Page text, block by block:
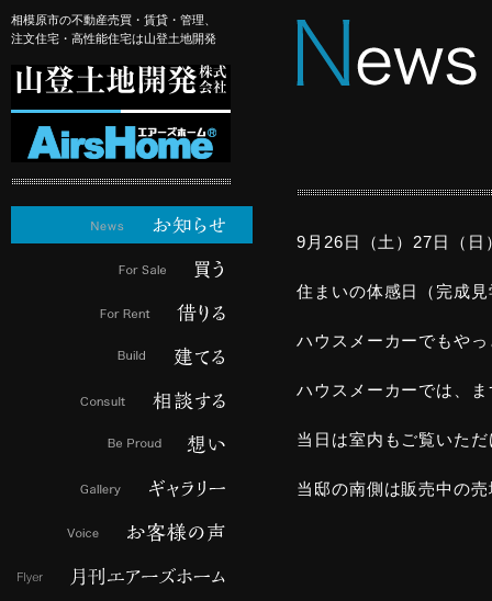
相模原市の不動産売買・賃貸・管理、
注文住宅・高性能住宅は山登土地開発
9月26日（土）27日（
住まいの体感日（完成
ハウスメーカーでもや
ハウスメーカーでは、
当日は室内もご覧いた
当邸の南側は販売中の